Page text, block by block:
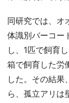
同研究では、
体識別バーコー
し、1匹で飼育
箱で飼育した労
した。その結果
ら、孤立アリは